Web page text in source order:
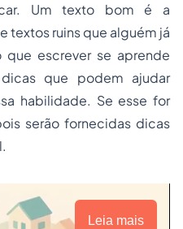
Um texto bom é a
textos ruins que alguém já
que escrever se aprende
que podem ajudar
habilidade. Se esse for
serão fornecidas dicas
Leia mais